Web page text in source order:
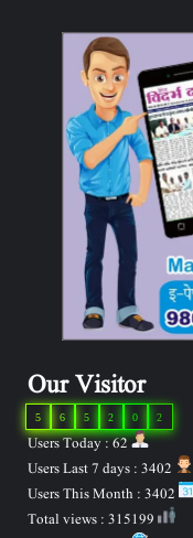
Our Visitor
2
0
2
5
6
5
Users Today : 62